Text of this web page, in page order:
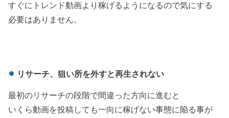
すぐにトレンド動画より稼げるようになるので気にする
必要はありません。
リサーチ、狙い所を外すと再生されない
最初のリサーチの段階で間違った方向に進むと
いくら動画を投稿しても一向に稼げない事態に陥る事が